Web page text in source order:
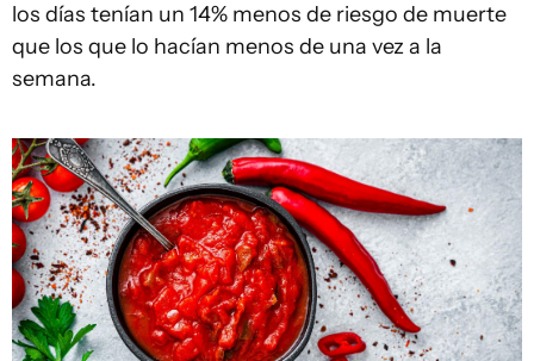
los días tenían un 14% menos de riesgo de muerte
que los que lo hacían menos de una vez a la
semana.